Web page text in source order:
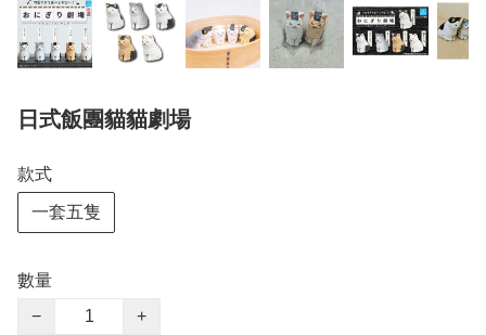
日式飯團貓貓劇場
款式
一套五隻
數量
−
+